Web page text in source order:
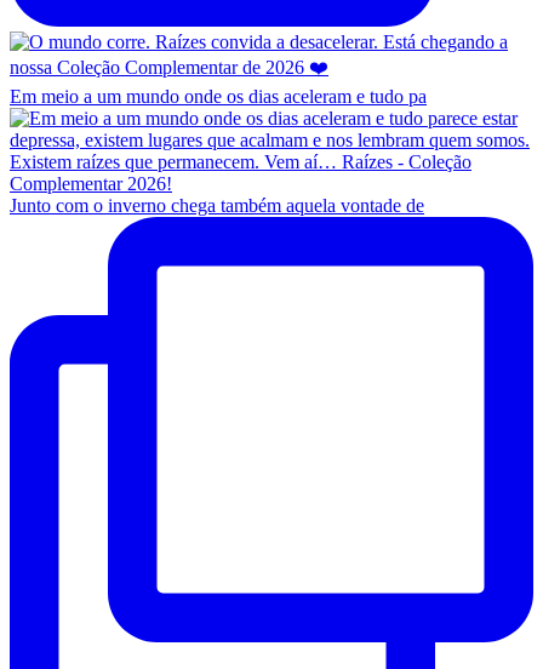
Em meio a um mundo onde os dias aceleram e tudo pa
Junto com o inverno chega também aquela vontade de